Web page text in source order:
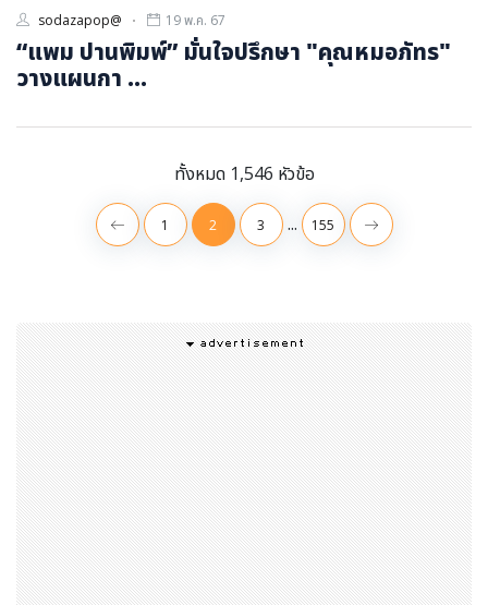
sodazapop@ 19 พ.ค. 67
“แพม ปานพิมพ์” มั่นใจปรึกษา "คุณหมอภัทร"
วางแผนกา ...
ทั้งหมด 1,546 หัวข้อ
1 2 3 ... 155